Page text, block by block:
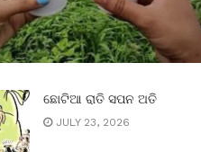
ଛୋଟିଆ ରାତି ସପନ ଅତି
JULY 23, 2026